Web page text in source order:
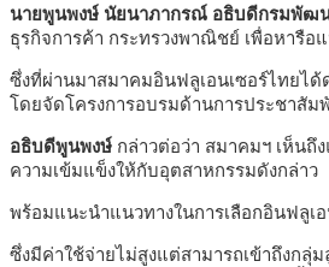
นายพูนพงษ์ นัยนาภากรณ์ อธิบดีกรมพัฒ
ธุรกิจการค้า กระทรวงพาณิชย์ เพื่อหารือ
ซึ่งที่ผ่านมาสมาคมอินฟลูเอนเซอร์ไทยได้
โดยจัดโครงการอบรมด้านการประชาสั
อธิบดีพูนพงษ์ กล่าวต่อว่า สมาคมฯ เห็นถึ
ความเข้มแข็งให้กับอุตสาหกรรมดังกล่าว
พร้อมแนะนำแนวทางในการเลือกอินฟลู
ซึ่งมีค่าใช้จ่ายไม่สูงแต่สามารถเข้าถึงก